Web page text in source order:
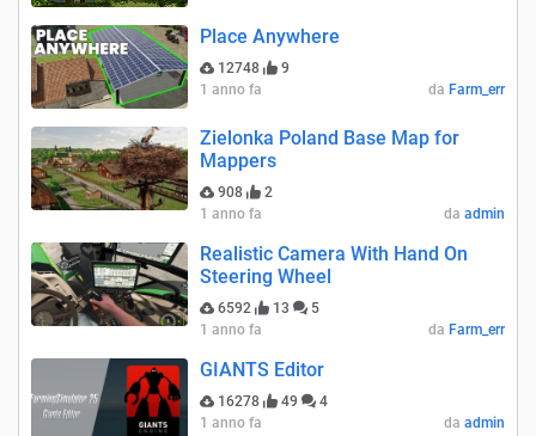
Place Anywhere
12748
9
1 anno fa
da Farm_err
Zielonka Poland Base Map for
Mappers
908
2
1 anno fa
da admin
Realistic Camera With Hand On
Steering Wheel
6592 13
5
1 anno fa
da Farm_err
GIANTS Editor
16278 49
4
1 anno fa
da admin